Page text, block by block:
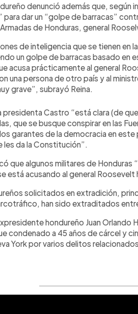
denunció además que, según
para dar un “golpe de barracas”
de Honduras, general
de inteligencia que se tienen en
un golpe de barracas basado en
acusa prácticamente al general
una persona de otro país y al
grave”, subrayó Reina.
presidenta Castro “está clara (de
que se busque conspirar en las
garantes de la democracia en
da la Constitución”.
que algunos militares de
está acusando al general Roosevelt
solicitados en extradición,
han sido extraditados
hondureño Juan Orlando
condenado a 45 años de cárcel y
York por varios delitos